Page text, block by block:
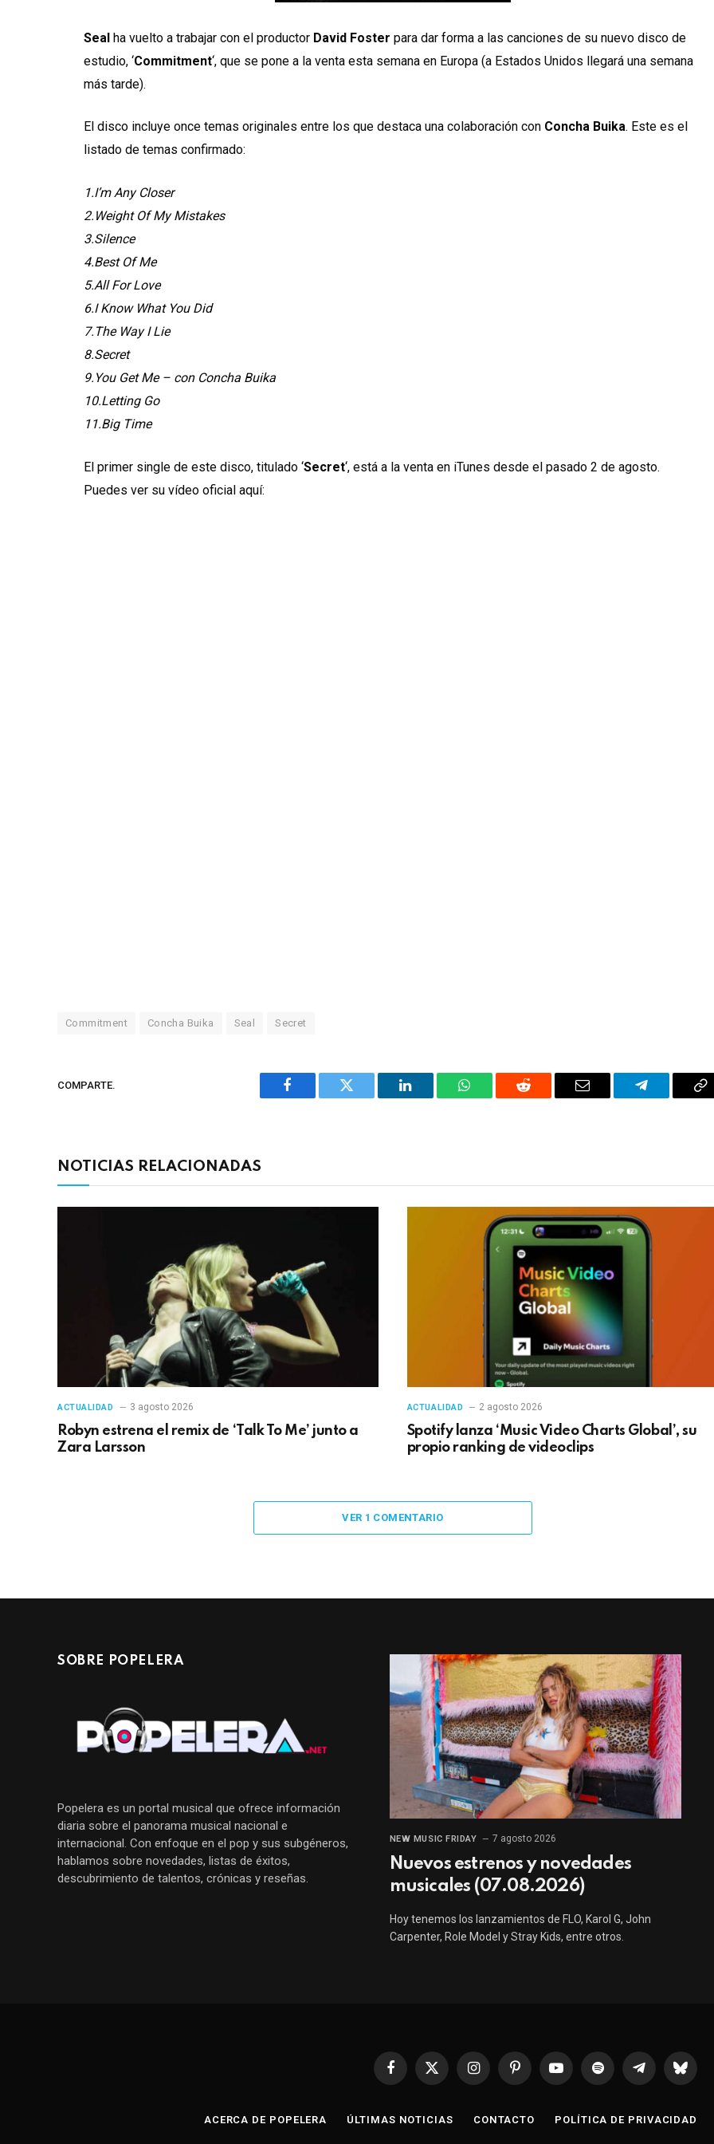
Seal ha vuelto a trabajar con el productor David Fosterpara dar forma a las canciones de su nuevo disco de
estudio, ‘Commitment‘, que se pone a la venta esta semana en Europa (a Estados Unidos llegará una semana
más tarde).
El disco incluye once temas originales entre los que destaca una colaboración con Concha Buika. Este es el
listado de temas confirmado:
1.I’m Any Closer
2.Weight Of My Mistakes
3.Silence
4.Best Of Me
5.All For Love
6.I Know What You Did
7.The Way I Lie
8.Secret
9.You Get Me – con Concha Buika
10.Letting Go
11.Big Time
El primer single de este disco, titulado ‘Secret‘, está a la venta en iTunes desde el pasado 2 de agosto.
Puedes ver su vídeo oficial aquí:
Commitment Concha Buika Seal Secret
COMPARTE.
Facebook Twitter LinkedIn WhatsAppReddit
Correo
Telegrama
NOTICIAS RELACIONADAS
ACTUALIDAD 3 agosto 2026
Robyn estrena el remix de ‘Talk To Me’ junto a
Zara Larsson
ACTUALIDAD 2 agosto 2026
Spotify lanza ‘Music Video Charts Global’, su
propio ranking de videoclips
VER 1 COMENTARIO
SOBRE POPELERA
Popelera es un portal musical que ofrece información
diaria sobre el panorama musical nacional e
internacional. Con enfoque en el pop y sus subgéneros,
hablamos sobre novedades, listas de éxitos,
descubrimiento de talentos, crónicas y reseñas.
NEW MUSIC FRIDAY 7 agosto 2026
Nuevos estrenos y novedades
musicales (07.08.2026)
Hoy tenemos los lanzamientos de FLO, Karol G, John
Carpenter, Role Model y Stray Kids, entre otros.
Facebook
X
InstagramPinterestYouTubeSpotify TelegramaBluesky
ACERCA DE POPELERA ÚLTIMAS NOTICIAS CONTACTO POLÍTICA DE PRIVACIDAD